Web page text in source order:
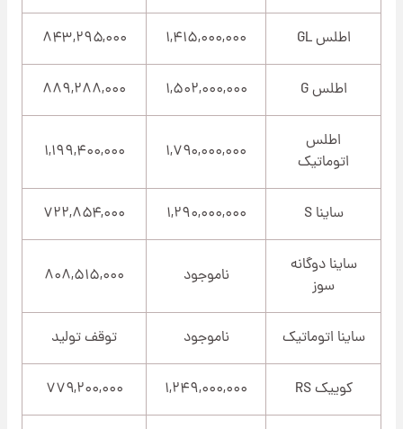
اطلس GL ۱,۴۱۵,۰۰۰,۰۰۰ ۸۴۳,۲۹۵,۰۰۰
اطلس G ۱,۵۰۲,۰۰۰,۰۰۰ ۸۸۹,۲۸۸,۰۰۰
اطلس
اتوماتیک
۱,۷۹۰,۰۰۰,۰۰۰ ۱,۱۹۹,۴۰۰,۰۰۰
ساینا S ۱,۲۹۰,۰۰۰,۰۰۰ ۷۲۲,۸۵۴,۰۰۰
ساینا دوگانه
سوز
ناموجود ۸۰۸,۵۱۵,۰۰۰
ساینا اتوماتیک ناموجود توقف تولید
کوییک RS ۱,۲۴۹,۰۰۰,۰۰۰ ۷۷۹,۲۰۰,۰۰۰